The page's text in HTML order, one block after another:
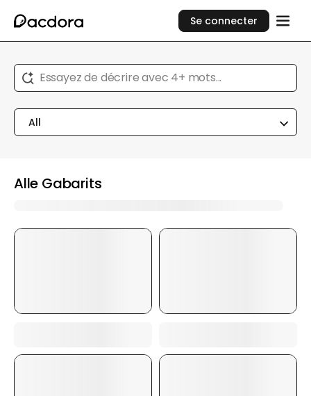
Se connecter
Essayez de décrire avec 4+ mots...
All
Alle Gabarits